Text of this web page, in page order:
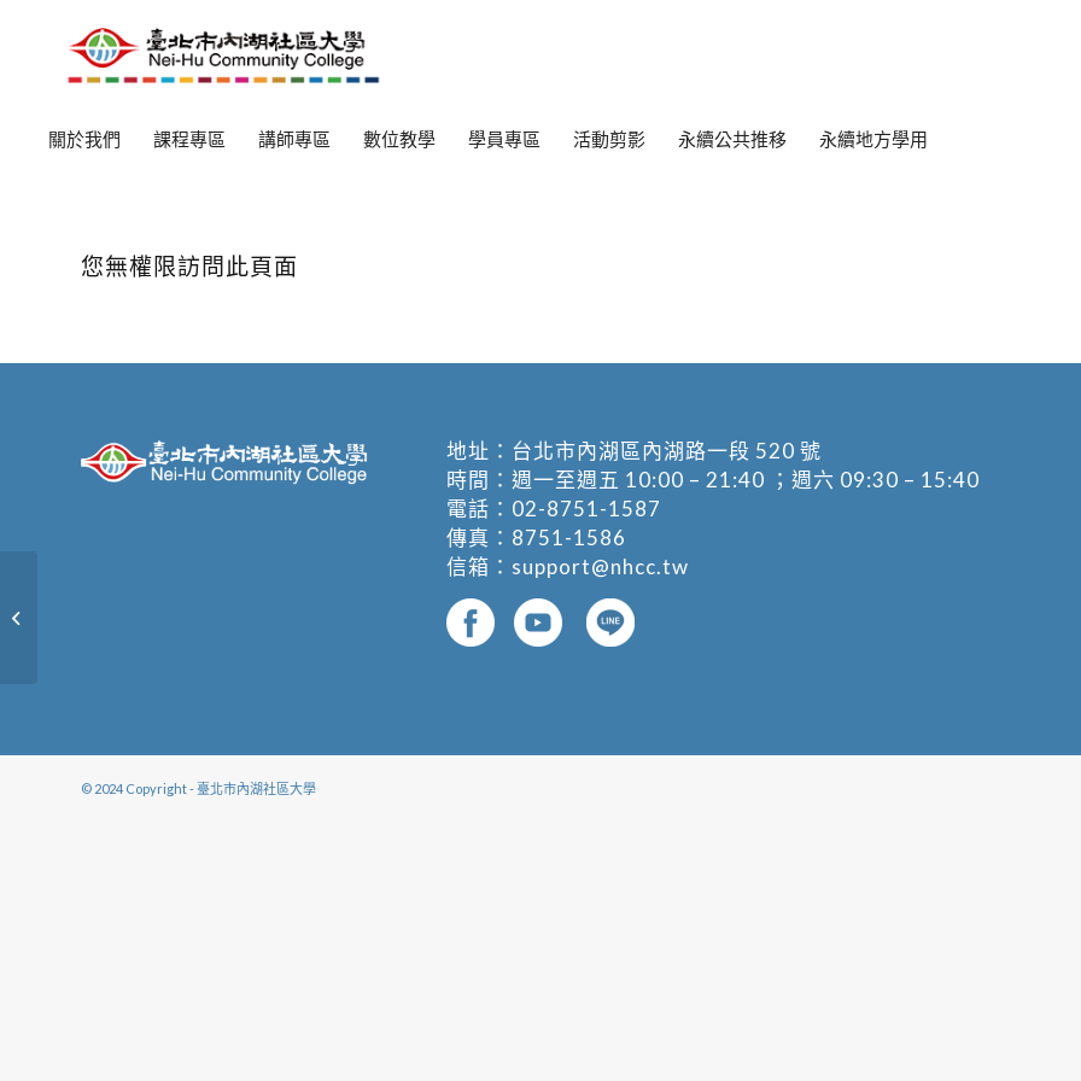
關於我們 課程專區 講師專區 數位教學 學員專區 活動剪影 永續公共推移 永續地方學用
您無權限訪問此頁面
地址： 台北市內湖區內湖路一段 520 號
時間：週一至週五 10:00 – 21:40 ；週六 09:30 – 15:40
電話： 02-8751-1587
傳真：8751-1586
信箱： support@nhcc.tw
© 2024 Copyright - 臺北市內湖社區大學